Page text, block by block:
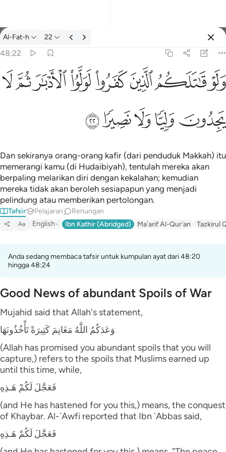
Tafsir: Al-Fat-h 48:22
Al-Fat-h 22
48:22
ولو قاتلكم الذين كفروا لولوا الادبار ثم لا يجدون وليا ولا نصيرا ٢٢
ٱلَّذِينَ كَفَرُوا۟ لَوَلَّوُا۟ ٱلْأَدْبَـٰرَ ثُمَّ لَا يَجِدُونَ وَلِيًّۭا وَلَا نَصِيرًۭا ٢٢ﲿﳀﳁﳂﳃﳄﳅﳆ
ﳇﳈﳉﳊﳋ
Dan sekiranya orang-orang kafir (dari penduduk Makkah) itu
memerangi kamu (di Hudaibiyah), tentulah mereka akan
berpaling melarikan diri dengan kekalahan; kemudian
mereka tidak akan beroleh sesiapapun yang menjadi
pelindung atau memberikan pertolongan.
Tafsir Pelajaran Renungan
Aa English Ibn Kathir (Abridged) Ma'arif Al-Qur'an Tazkirul
Anda sedang membaca tafsir untuk kumpulan ayat dari 48:20
hingga 48:24
Good News of abundant Spoils of War
Mujahid said that Allah's statement,
وَعَدَكُمُ اللَّهُ مَغَانِمَ كَثِيرَةً تَأْخُذُونَهَا
(Allah has promised you abundant spoils that you will
capture,) refers to the spoils that Muslims earned up
until this time, while,
فَعَجَّلَ لَكُمْ هَـذِهِ
(and He has hastened for you this,) means, the conquest
of Khaybar. Al-`Awfi reported that Ibn `Abbas said,
فَعَجَّلَ لَكُمْ هَـذِهِ